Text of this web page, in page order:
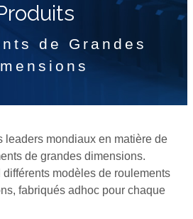
de Grandes
leaders mondiaux en matière de
de grandes dimensions.
différents modèles de roulements
fabriqués adhoc pour chaque